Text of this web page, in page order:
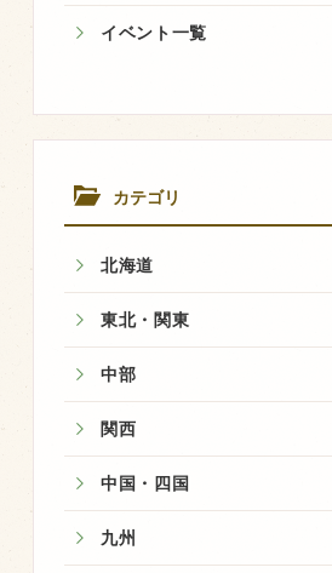
イベント一覧
カテゴリ
北海道
東北・関東
中部
関西
中国・四国
九州
牧場の仕事
飼育している牛について
環境・堆肥リサイクル
販売加工場
食肉加工場を新設
衛生管理体制
業務管理体制
最新の設備